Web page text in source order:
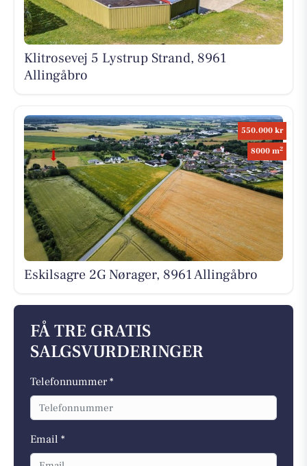
Klitrosevej 5 Lystrup Strand, 8961
Allingåbro
550.000 kr
8000 m2
Eskilsagre 2G Nørager, 8961 Allingåbro
FÅ TRE GRATIS
SALGSVURDERINGER
Telefonnummer *
Email *